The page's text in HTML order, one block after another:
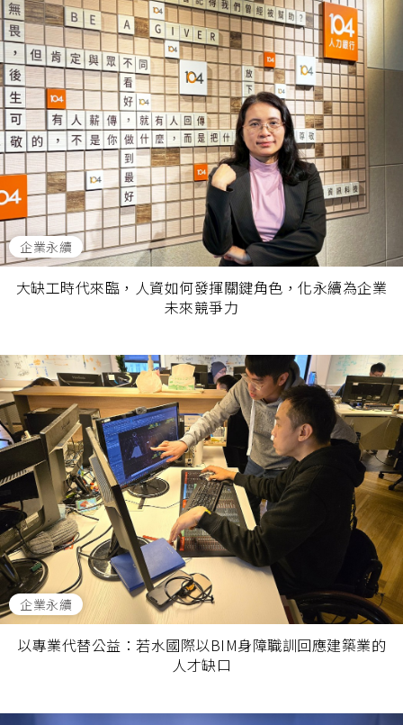
企業永續
大缺工時代來臨，人資如何發揮關鍵角色，化永續為企業
未來競爭力
企業永續
以專業代替公益：若水國際以BIM身障職訓回應建築業的
人才缺口